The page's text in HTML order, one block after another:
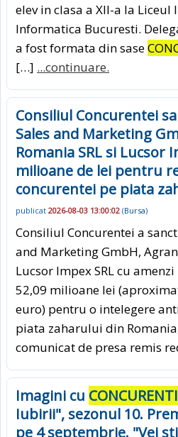
elev in clasa a XII-a la
Informatica Bucuresti.
a fost formata din sase
[…] ...continuare.
Consiliul Concurentei
Sales and Marketing
Romania SRL si Lucsor
milioane de lei pentru
concurentei pe piata
publicat 2026-08-03 13:00:02 (Bursa)
Consiliul Concurentei a
and Marketing GmbH,
Lucsor Impex SRL cu
52,09 milioane lei
euro) pentru o intelegere
piata zaharului din
comunicat de presa remis
Imagini cu CONCURENTI
Iubirii", sezonul 10.
pe 4 septembrie. "Vei